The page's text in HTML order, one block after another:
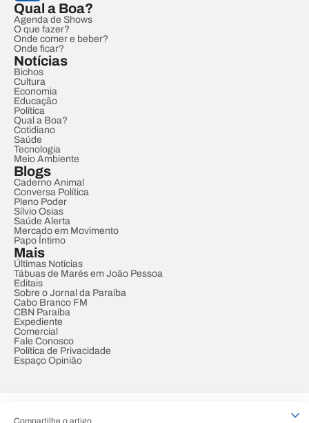
Compartilhe o artigo
Qual a Boa?
Agenda de Shows
O que fazer?
Onde comer e beber?
Onde ficar?
Notícias
Bichos
Cultura
Economia
Educação
Política
Qual a Boa?
Cotidiano
Saúde
Tecnologia
Meio Ambiente
Blogs
Caderno Animal
Conversa Política
Pleno Poder
Sílvio Osias
Saúde Alerta
Mercado em Movimento
Papo Íntimo
Mais
Últimas Notícias
Tábuas de Marés em João Pessoa
Editais
Sobre o Jornal da Paraíba
Cabo Branco FM
CBN Paraíba
Expediente
Comercial
Fale Conosco
Política de Privacidade
Espaço Opinião